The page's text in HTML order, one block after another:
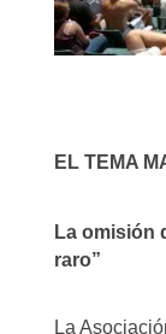
EL TEMA
La omisión
raro”
La